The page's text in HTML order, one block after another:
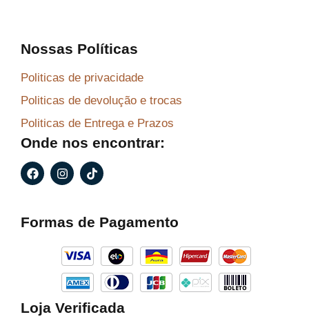
Nossas Políticas
Politicas de privacidade
Politicas de devolução e trocas
Politicas de Entrega e Prazos
Onde nos encontrar:
F
a
o
I
n
g
a
m
T
i
k
Formas de Pagamento
Loja Verificada